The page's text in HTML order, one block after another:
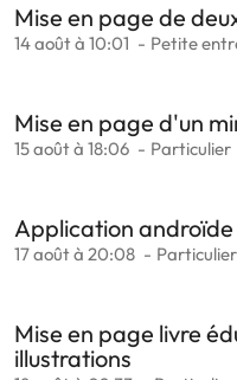
Mise en page de
14 août à 10:01 Petite
Mise en page d'un
15 août à 18:06 Particulier
Application androïde
17 août à 20:08 Particulier
Mise en page livre
illustrations